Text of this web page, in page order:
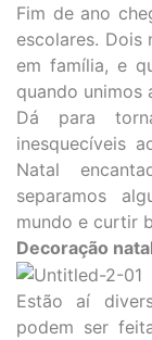
Fim de ano
escolares.
em família, e
quando unimos
Dá para
inesquecíveis
Natal
separamos
mundo e curtir
Decoração
Estão aí
podem ser